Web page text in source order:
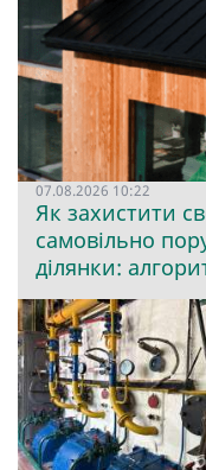
07.08.2026 10:22
Як захистити
самовільно
ділянки: